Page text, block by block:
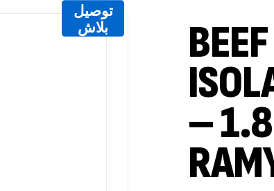
توصيل
بلاش
–